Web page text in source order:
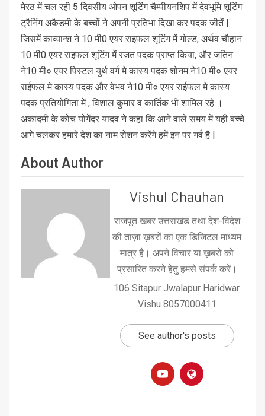
मेरठ में चल रही 5 दिवसीय ओपन शूटिंग चैम्पीयनशिप में देवभूमि शूटिंग
ट्रैनिंग अकैडमी के बच्चों ने अपनी प्रतिभा दिखा कर पदक जीतें |
जिसमें काव्यान्श ने 10 मी0 एयर राइफल शूटिंग में गोल्ड, अर्थव चौहान
10 मी0 एयर राइफल शूटिंग में रजत पदक प्राप्त किया, और जतिन
ने10 मी० एयर पिस्टल युर्थ वर्ग मे कास्य पदक शोनम ने10 मी० एयर
राईफल मे कास्य पदक और वेभव ने10 मी० एयर राईफल मे कास्य
पदक प्रतियोगिता में , विशाल कुमार व कार्तिक भी शामिल रहे ।
अकादमी के कोच योगेंदर यादव ने कहा कि आने वाले समय में यही बच्चे
आगे चलकर हमारे देश का नाम रोशन करेंगे हमें इन पर गर्व है |
About Author
Vishul Chauhan
राजपूत खबर उत्तराखंड तथा देश-विदेश
की ताज़ा ख़बरों का एक डिजिटल माध्यम
मात्र है। अपने विचार या ख़बरों को
प्रसारित करने हेतु हमसे संपर्क करें।
106 Sitapur Jwalapur Haridwar.
Vishu 8057000411
See author's posts